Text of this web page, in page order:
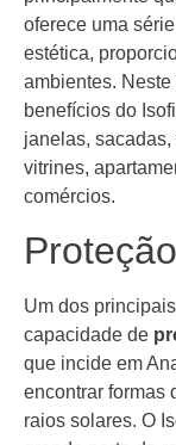
oferece uma
estética,
ambientes.
benefícios do
janelas,
vitrines,
comércios.
Um dos
capacidade de
que incide em
encontrar formas
raios solares. O